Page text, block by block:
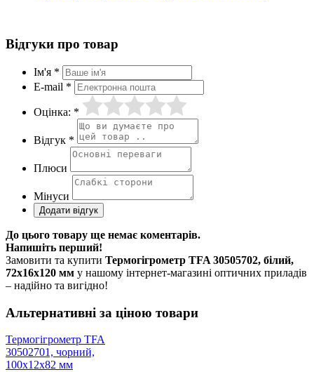
Відгуки про товар
Ім'я *
E-mail *
Оцінка: *
Відгук *
Плюси
Мінуси
До цього товару ще немає коментарів.
Напишіть перший!
Замовити та купити Термогігрометр TFA 30505702, білий,
72x16x120 мм у нашому інтернет-магазині оптичних приладів
– надійно та вигідно!
Альтернативні за ціною товари
Термогігрометр TFA
30502701, чорний,
100x12x82 мм